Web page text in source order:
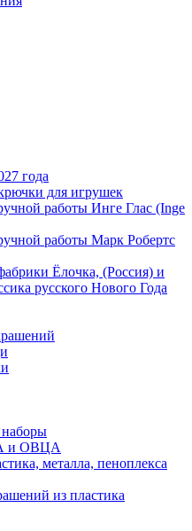
года
для игрушек
работы Инге Глас (Inge
работы Марк Робертс
Ёлочка, (Россия) и
русского Нового Года
и ОВЦА
металла, пеноплекса
из пластика